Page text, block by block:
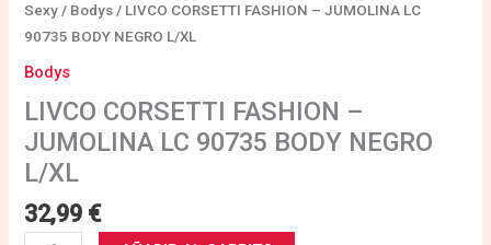
Sexy / Bodys / LIVCO CORSETTI FASHION – JUMOLINA LC
90735 BODY NEGRO L/XL
Bodys
LIVCO CORSETTI FASHION –
JUMOLINA LC 90735 BODY NEGRO
L/XL
32,99 €